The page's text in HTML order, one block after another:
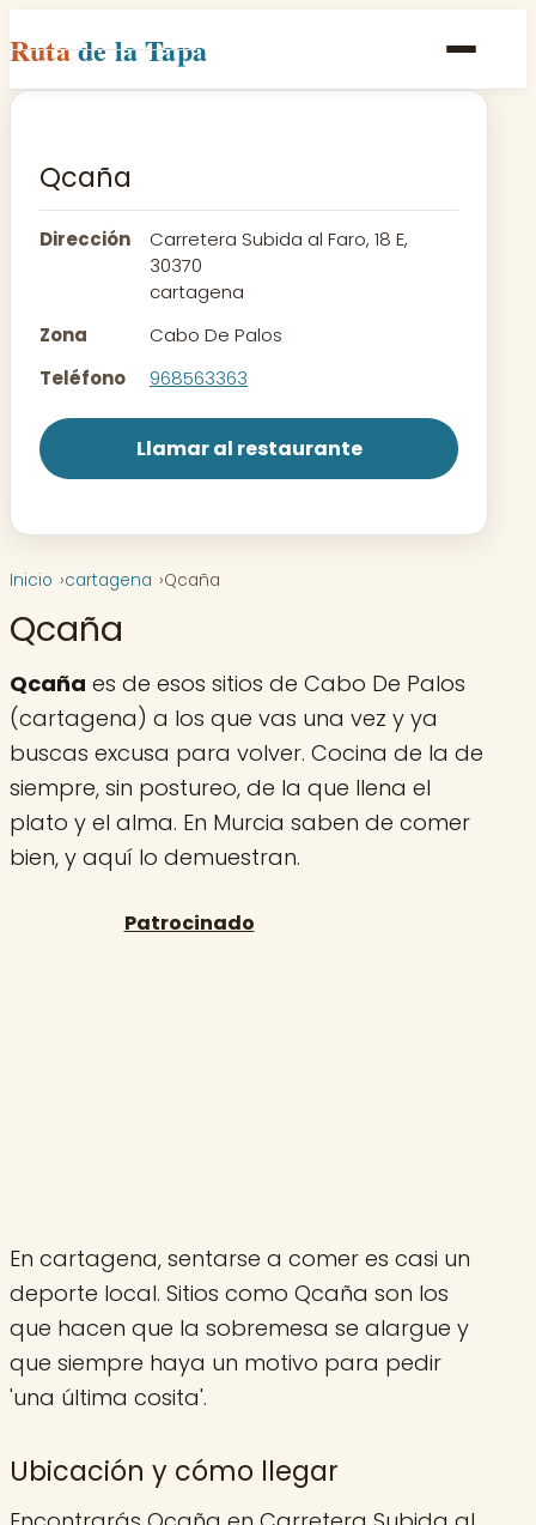
Rutade la Tapa
Inicio
Rutas
Contacto
Qcaña
Dirección
Carretera Subida al Faro, 18 E,
30370
cartagena
Zona
Cabo De Palos
Teléfono
968563363
Llamar al restaurante
Inicio cartagena Qcaña
Qcaña
Qcaña es de esos sitios de Cabo De Palos
(cartagena) a los que vas una vez y ya
buscas excusa para volver. Cocina de la de
siempre, sin postureo, de la que llena el
plato y el alma. En Murcia saben de comer
bien, y aquí lo demuestran.
En cartagena, sentarse a comer es casi un
deporte local. Sitios como Qcaña son los
que hacen que la sobremesa se alargue y
que siempre haya un motivo para pedir
'una última cosita'.
Ubicación y cómo llegar